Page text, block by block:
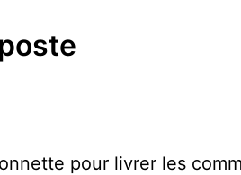
pour livrer les